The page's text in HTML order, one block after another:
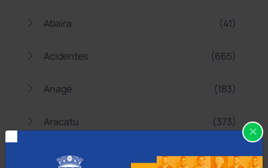
Abaíra (41)
Acidentes (665)
Anagé (183)
Aracatu (373)
Bahia (14545)